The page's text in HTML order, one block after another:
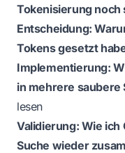
Tokenisierung noch
Entscheidung:
Tokens gesetzt
Implementierung:
in mehrere saubere
lesen
Validierung: Wie ich
Suche wieder